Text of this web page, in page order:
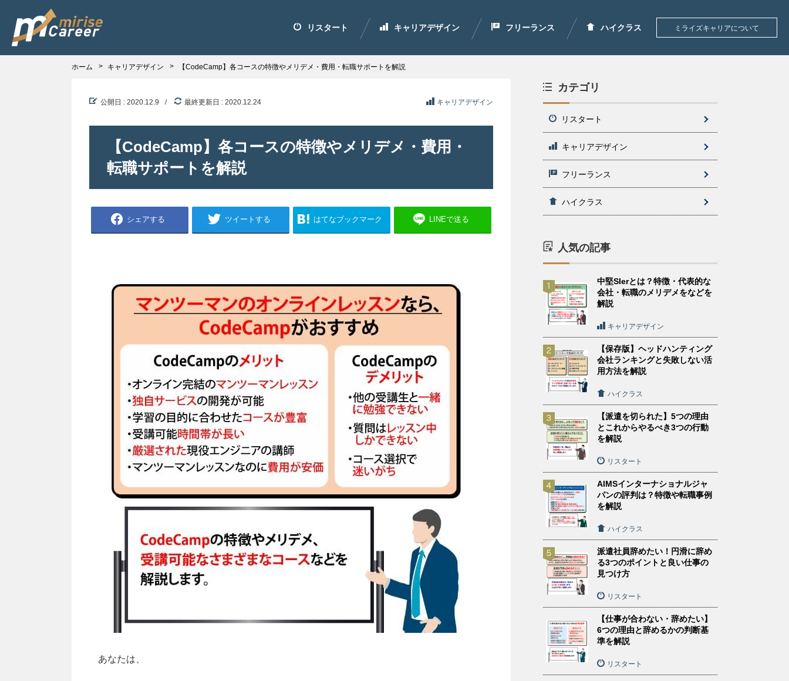
リスタート キャリアデザイン フリーランス ハイクラス ミライズキャリアについて
ホーム キャリアデザイン 【CodeCamp】各コースの特徴やメリデメ・費用・転職サポートを解説
公開日 : 2020.12.9 最終更新日 : 2020.12.24 キャリアデザイン
【CodeCamp】各コースの特徴やメリデメ・費用・
転職サポートを解説
シェアする ツイートする はてなブックマーク LINEで送る
あなたは、
カテゴリ
リスタート
キャリアデザイン
フリーランス
ハイクラス
人気の記事
中堅SIerとは？特徴・代表的な
会社・転職のメリデメをなどを
解説
キャリアデザイン
【保存版】ヘッドハンティング
会社ランキングと失敗しない活
用方法を解説
ハイクラス
【派遣を切られた】5つの理由
とこれからやるべき3つの行動
を解説
リスタート
AIMSインターナショナルジャ
パンの評判は？特徴や転職事例
を解説
ハイクラス
派遣社員辞めたい！円滑に辞め
る3つのポイントと良い仕事の
見つけ方
リスタート
【仕事が合わない・辞めたい】
6つの理由と辞めるかの判断基
準を解説
リスタート